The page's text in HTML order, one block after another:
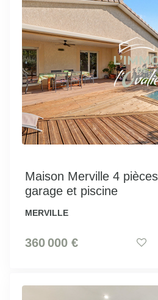
Maison Merville 4
garage et piscine
MERVILLE
360 000 €